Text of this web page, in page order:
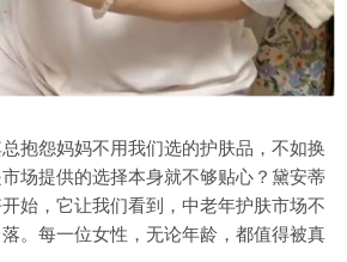
怨妈妈不用我们选的护肤品，不如换
场提供的选择本身就不够贴心？黛安蒂
始，它让我们看到，中老年护肤市场不
。每一位女性，无论年龄，都值得被真